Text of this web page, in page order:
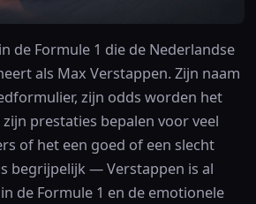
de Formule 1 die de Nederlandse
als Max Verstappen. Zijn naam
zijn odds worden het
prestaties bepalen voor veel
of het een goed of een slecht
begrijpelijk — Verstappen is al
de Formule 1 en de emotionele